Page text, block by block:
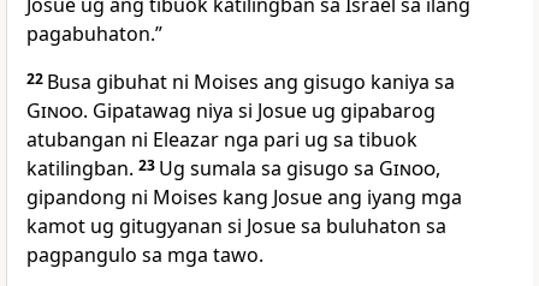
pagabuhaton.”
22 Busa gibuhat ni Moises ang gisugo kaniya sa
Ginoo. Gipatawag niya si Josue ug gipabarog
atubangan ni Eleazar nga pari ug sa tibuok
katilingban. 23 Ug sumala sa gisugo sa Ginoo,
gipandong ni Moises kang Josue ang iyang mga
kamot ug gitugyanan si Josue sa buluhaton sa
pagpangulo sa mga tawo.